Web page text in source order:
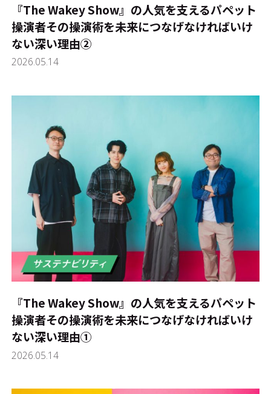
『The Wakey Show』の人気を支えるパペット
操演者――その操演術を未来につなげなければいけ
ない深い理由②
2026.05.14
『The Wakey Show』の人気を支えるパペット
操演者――その操演術を未来につなげなければいけ
ない深い理由①
2026.05.14